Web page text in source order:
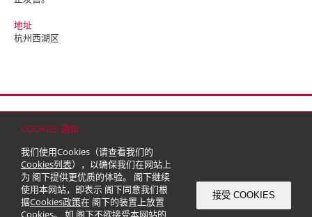
COOKIES 通知
我们使用Cookies（请查看我们的
Cookies列表），以确保我们在网站上
为 阁下提供更优质的体验。 阁下继续
使用本网站，即表示 阁下同意我们根
据Cookies政策在 阁下的装置上放置
Cookies。 如 阁下不欲接受本网站的
接受 COOKIES
地址
杭州西湖区
© 2026 嘉里建设有限公司 (于百慕达注册成立之有限公司)